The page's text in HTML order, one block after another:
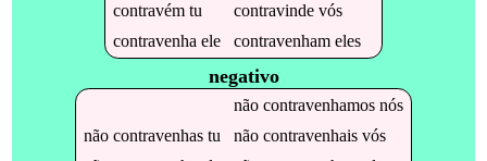
contravémtu contravindevós
contravenha ele contravenhameles
negativo
não contravenhamosnós
não contravenhastu não contravenhaisvós